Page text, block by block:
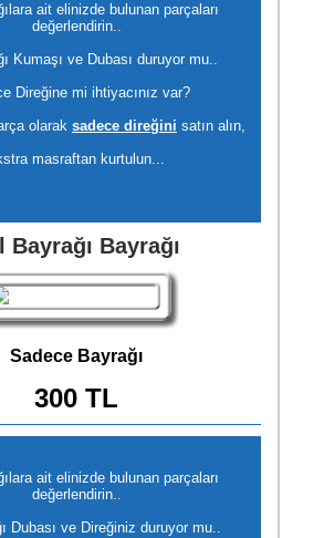
ait elinizde bulunan parçaları
değerlendirin..
Kumaşı ve Dubası duruyor mu..
Direğine mi ihtiyacınız var?
olarak sadece direğini satın alın,
masraftan kurtulun...
Bayrağı Bayrağı
Sadece Bayrağı
300 TL
ait elinizde bulunan parçaları
değerlendirin..
Dubası ve Direğiniz duruyor mu..